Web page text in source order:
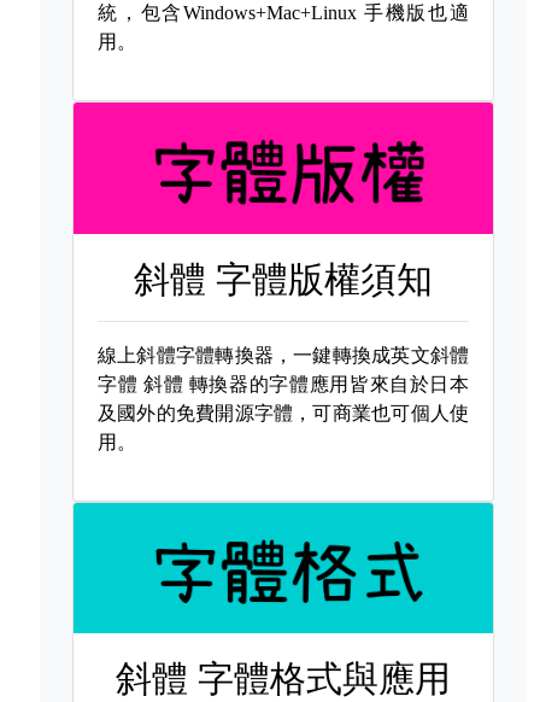
統，包含Windows+Mac+Linux 手機版也適
用。
斜體 字體版權須知
線上斜體字體轉換器，一鍵轉換成英文斜體
字體 斜體 轉換器的字體應用皆來自於日本
及國外的免費開源字體，可商業也可個人使
用。
斜體 字體格式與應用